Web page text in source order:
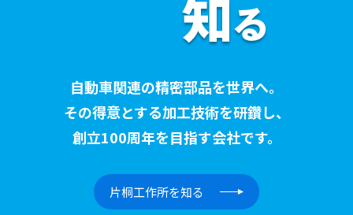
自動車関連の精密部品を世界へ。
その得意とする加工技術を研鑽し、
創立100周年を目指す会社です。
片桐工作所を知る